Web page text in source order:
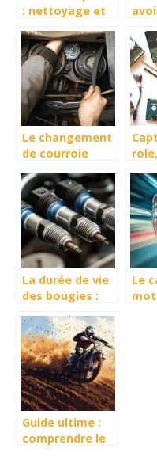
: nettoyage et
Le changement
de courroie
toutes les
etapes
role,
prix
La durée de vie
des bougies :
changer les
bougies d’un
moteur à
essence selon
votre
kilométrage ?
Le
Guide ultime :
comprendre le